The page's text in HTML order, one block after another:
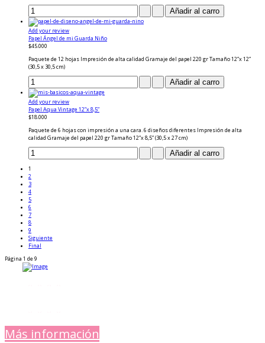
Add your review
Papel Ángel de mi Guarda Niño
$45.000
Paquete de 12 hojas Impresión de alta calidad Gramaje del papel 220 gr Tamaño 12”x 12”
(30,5 x 30,5 cm)
Add your review
Papel Aqua Vintage 12”x 8,5”
$18.000
Paquete de 6 hojas con impresión a una cara. 6 diseños diferentes Impresión de alta
calidad Gramaje del papel 220 gr Tamaño 12”x 8,5” (30,5 x 27 cm)
1
2
3
4
5
6
7
8
9
Siguiente
Final
Página 1 de 9
Más información